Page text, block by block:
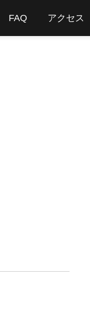
FAQ アクセス